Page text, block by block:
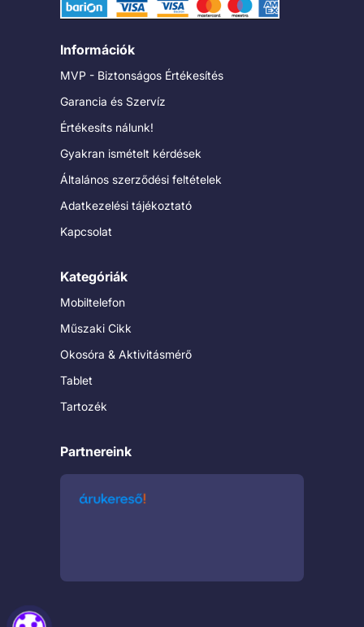
Információk
MVP - Biztonságos Értékesítés
Garancia és Szervíz
Értékesíts nálunk!
Gyakran ismételt kérdések
Általános szerződési feltételek
Adatkezelési tájékoztató
Kapcsolat
Kategóriák
Mobiltelefon
Műszaki Cikk
Okosóra & Aktivitásmérő
Tablet
Tartozék
Partnereink